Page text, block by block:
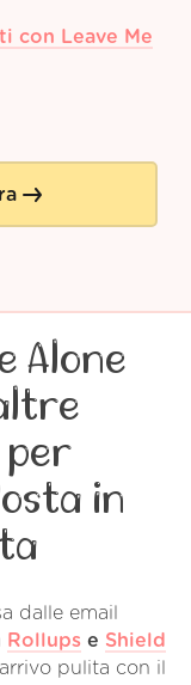
con Leave Me
Alone
in
dalle email
Rollups e Shield
pulita con il